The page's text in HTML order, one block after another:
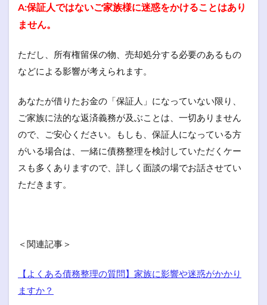
A:保証人ではないご家族様に迷惑をかけることはあり
ません。
ただし、所有権留保の物、売却処分する必要のあるもの
などによる影響が考えられます。
あなたが借りたお金の「保証人」になっていない限り、
ご家族に法的な返済義務が及ぶことは、一切ありません
ので、ご安心ください。もしも、保証人になっている方
がいる場合は、一緒に債務整理を検討していただくケー
スも多くありますので、詳しく面談の場でお話させてい
ただきます。
＜関連記事＞
【よくある債務整理の質問】家族に影響や迷惑がかかり
ますか？